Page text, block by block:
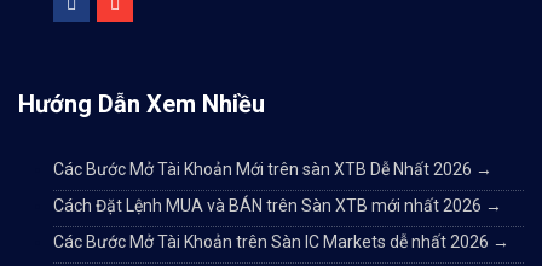
Hướng Dẫn Xem Nhiều
Các Bước Mở Tài Khoản Mới trên sàn XTB Dễ Nhất 2026 →
Cách Đặt Lệnh MUA và BÁN trên Sàn XTB mới nhất 2026 →
Các Bước Mở Tài Khoản trên Sàn IC Markets dễ nhất 2026 →